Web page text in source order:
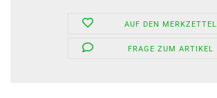
AUF DEN MERKZETTEL
FRAGE ZUM ARTIKEL